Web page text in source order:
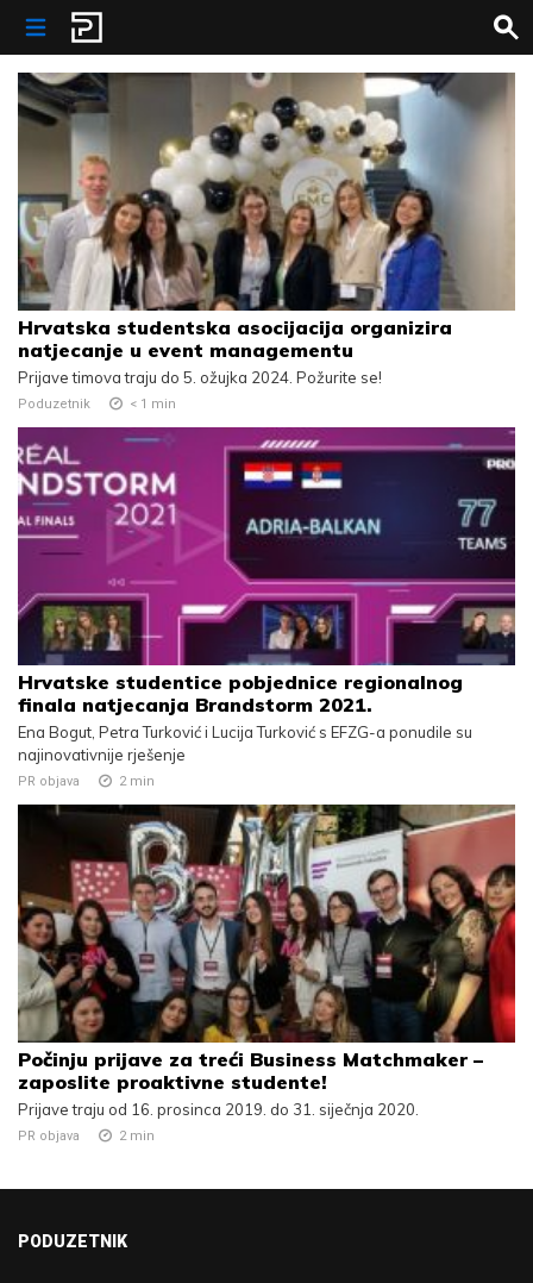
Skip to content
Hrvatska studentska asocijacija organizira
natjecanje u event managementu
Prijave timova traju do 5. ožujka 2024. Požurite se!
Poduzetnik < 1 min
Hrvatske studentice pobjednice regionalnog
finala natjecanja Brandstorm 2021.
Ena Bogut, Petra Turković i Lucija Turković s EFZG-a ponudile su
najinovativnije rješenje
PR objava 2 min
Počinju prijave za treći Business Matchmaker –
zaposlite proaktivne studente!
Prijave traju od 16. prosinca 2019. do 31. siječnja 2020.
PR objava 2 min
PODUZETNIK